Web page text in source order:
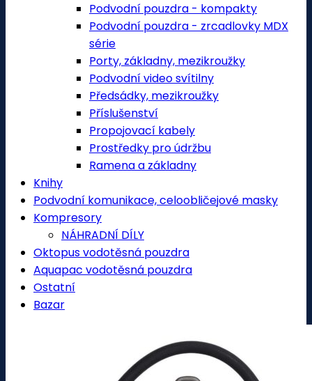
Podvodní pouzdra - kompakty
Podvodní pouzdra - zrcadlovky MDX
série
Porty, základny, mezikroužky
Podvodní video svítilny
Předsádky, mezikroužky
Příslušenství
Propojovací kabely
Prostředky pro údržbu
Ramena a základny
Knihy
Podvodní komunikace, celoobličejové masky
Kompresory
NÁHRADNÍ DÍLY
Oktopus vodotěsná pouzdra
Aquapac vodotěsná pouzdra
Ostatní
Bazar